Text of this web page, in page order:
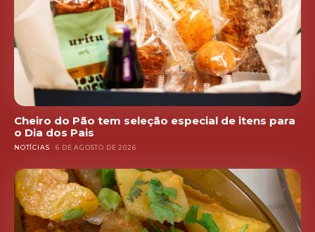
Cheiro do Pão tem seleção especial de itens para
o Dia dos Pais
NOTÍCIAS 6 DE AGOSTO DE 2026